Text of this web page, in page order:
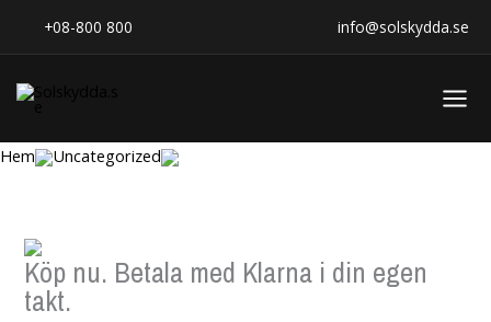
+08-800 800 info@solskydda.se
Hem Uncategorized
Köp nu. Betala med Klarna i din egen
takt.